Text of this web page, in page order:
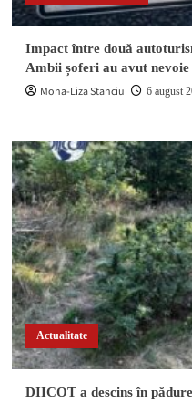
Impact între două
Ambii șoferi au avut
Mona-Liza Stanciu 6 august
Actualitate
DIICOT a descins în